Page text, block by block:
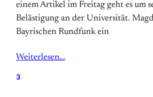
einem Artikel im Freitag geht es um
Belästigung an der Universität.
Bayrischen Rundfunk ein
Weiterlesen…
3